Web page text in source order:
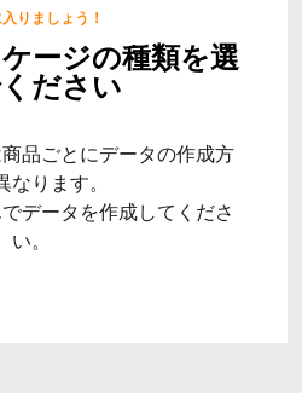
りましょう！
ージの種類を選
ださい
品ごとにデータの作成方
なります。
データを作成してくださ
い。